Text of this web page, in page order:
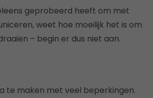
geprobeerd heeft om met
weet hoe moeilijk het is om
– begin er dus niet aan.
te maken met veel beperkingen.